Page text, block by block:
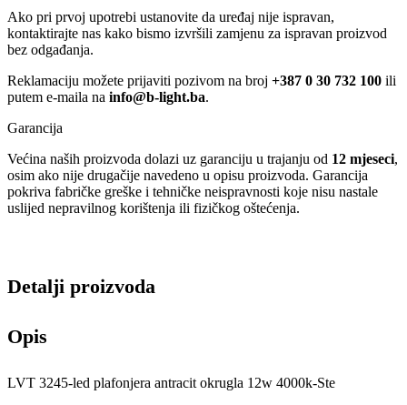
Ako pri prvoj upotrebi ustanovite da uređaj nije ispravan,
kontaktirajte nas kako bismo izvršili zamjenu za ispravan proizvod
bez odgađanja.
Reklamaciju možete prijaviti pozivom na broj +387 0 30 732 100 ili
putem e-maila na info@b-light.ba.
Garancija
Većina naših proizvoda dolazi uz garanciju u trajanju od 12 mjeseci,
osim ako nije drugačije navedeno u opisu proizvoda. Garancija
pokriva fabričke greške i tehničke neispravnosti koje nisu nastale
uslijed nepravilnog korištenja ili fizičkog oštećenja.
Detalji proizvoda
Opis
LVT 3245-led plafonjera antracit okrugla 12w 4000k-Ste